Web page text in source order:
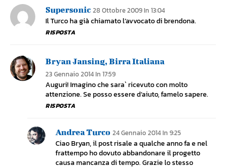
Supersonic 28 Ottobre 2009 In 13:04
Il Turco ha già chiamato l’avvocato di brendona.
RISPOSTA
Bryan Jansing, Birra Italiana
23 Gennaio 2014 In 17:59
Auguri! Imagino che sara` ricevuto con molto
attenzione. Se posso essere d’aiuto, famelo sapere.
RISPOSTA
Andrea Turco 24 Gennaio 2014 In 9:25
Ciao Bryan, il post risale a qualche anno fa e nel
frattempo ho dovuto abbandonare il progetto
causa mancanza di tempo. Grazie lo stesso